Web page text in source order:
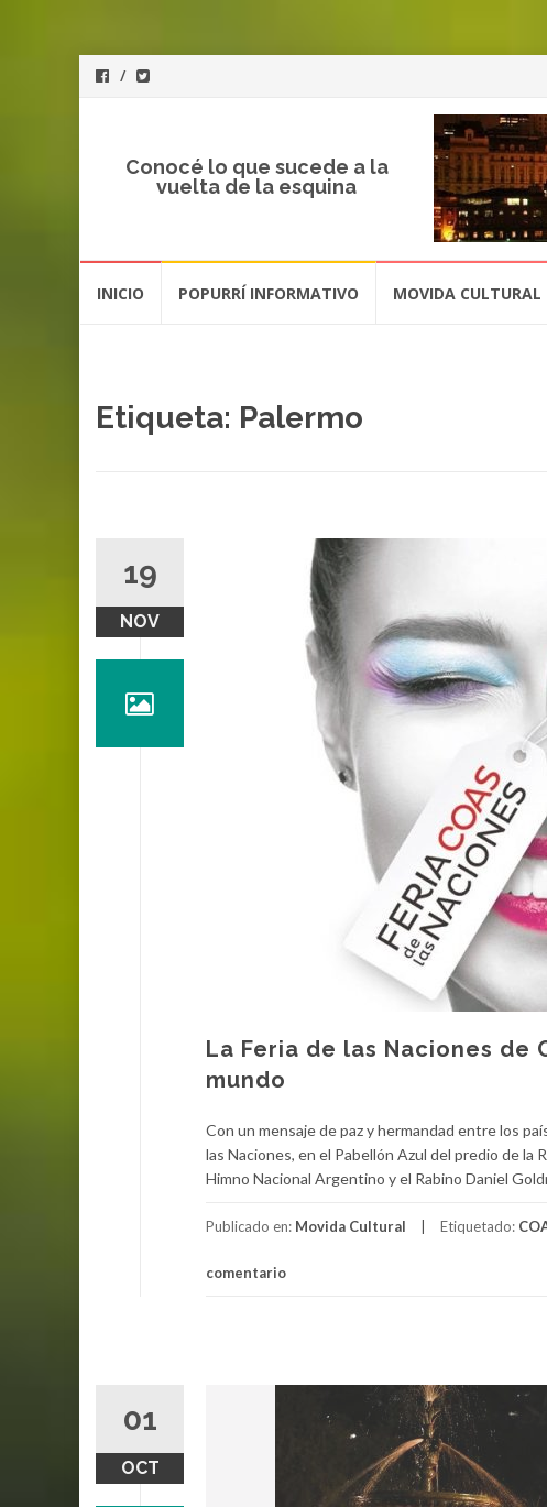
Conocé lo que sucede a la
vuelta de la esquina
INICIO POPURRÍ INFORMATIVO MOVIDA CULTURAL
Etiqueta: Palermo
19
NOV
La Feria de las Naciones de
mundo
Con un mensaje de paz y hermandad entre los
las Naciones, en el Pabellón Azul del predio de la
Himno Nacional Argentino y el Rabino Daniel
Publicado en: Movida Cultural Etiquetado:
comentario
01
OCT